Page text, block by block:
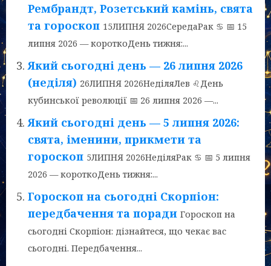
Рембрандт, Розетський камінь, свята
та гороскоп 15ЛИПНЯ 2026СередаРак ♋ 📅 15
липня 2026 — короткоДень тижня:...
Який сьогодні день — 26 липня 2026
(неділя) 26ЛИПНЯ 2026НеділяЛев ♌День
кубинської революції 📅 26 липня 2026 —...
Який сьогодні день — 5 липня 2026:
свята, іменини, прикмети та
гороскоп 5ЛИПНЯ 2026НеділяРак ♋ 📅 5 липня
2026 — короткоДень тижня:...
Гороскоп на сьогодні Скорпіон:
передбачення та поради Гороскоп на
сьогодні Скорпіон: дізнайтеся, що чекає вас
сьогодні. Передбачення...